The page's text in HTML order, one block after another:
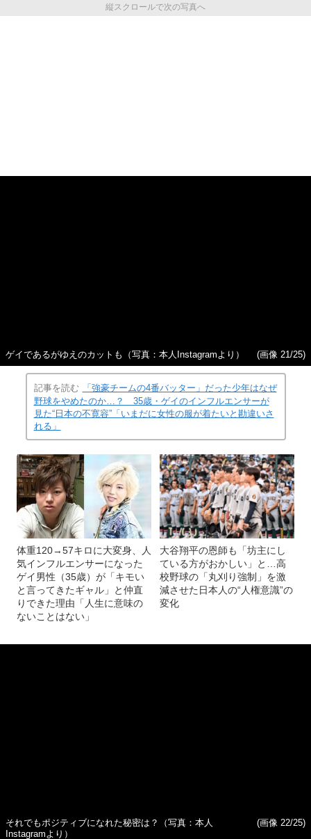
縦スクロールで次の写真へ
ゲイであるがゆえのカットも（写真：本人Instagramより） (画像 21/25)
記事を読む
野球をやめたのか…？ 35歳・ゲイのインフルエンサーが
見た“日本の不寛容”「いまだに女性の服が着たいと勘違いさ
れる」
体重120→57キロに大変身、人
気インフルエンサーになった
ゲイ男性（35歳）が「キモい
りできた理由「人生に意味の
大谷翔平の恩師も「坊主にし
ている方がおかしい」と…高
変化